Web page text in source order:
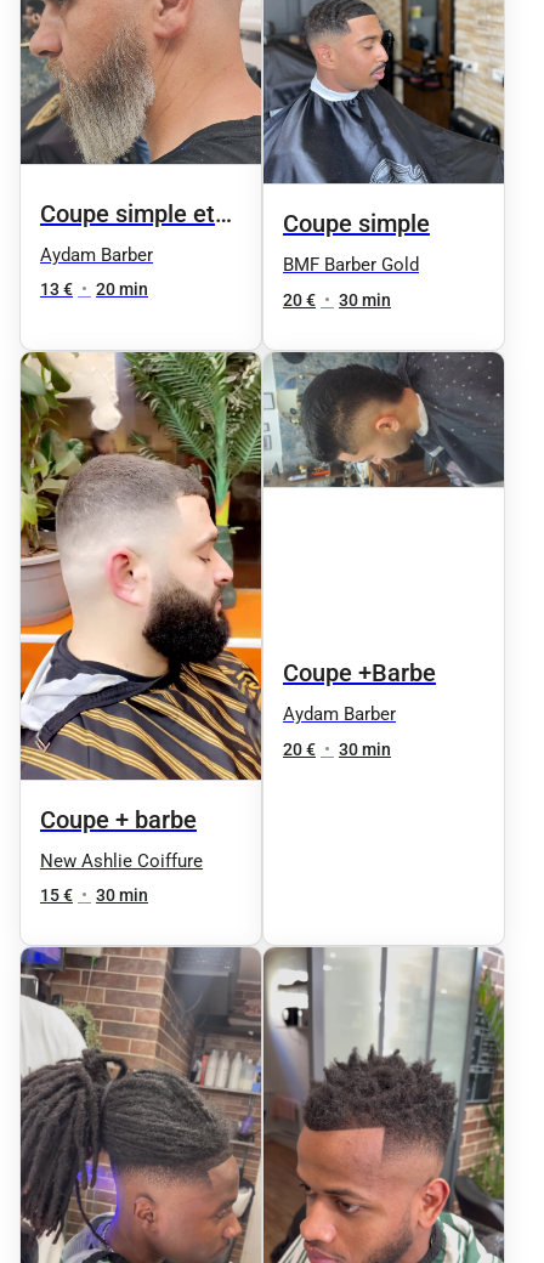
Coupe simple et
dégradé
Aydam Barber
13 € • 20 min
Coupe simple
BMF Barber Gold
20 € • 30 min
Coupe + barbe
New Ashlie Coiffure
15 € • 30 min
Coupe +Barbe
Aydam Barber
20 € • 30 min